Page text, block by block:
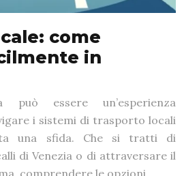
come
in
essere un’esperienza
i sistemi di trasporto locali
una sfida. Che si tratti di
di Venezia o di attraversare il